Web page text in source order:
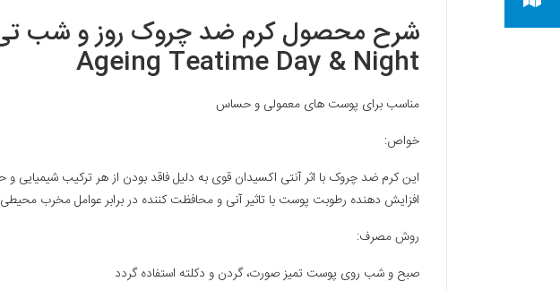
شرح محصول
Ageing Teatime Day & Night
مناسب برای پوست های معمولی و حساس
خواص:
این کرم ضد چروک با اثر آنتی اکسیدان قوی به دلیل فاقد بودن از هر ترکیب
افزایش دهنده رطوبت پوست با تاثیر آنی و محافظت کننده در برابر عوامل مخرب
روش مصرف:
صبح و شب روی پوست تمیز صورت، گردن و دکلته استفاده گردد